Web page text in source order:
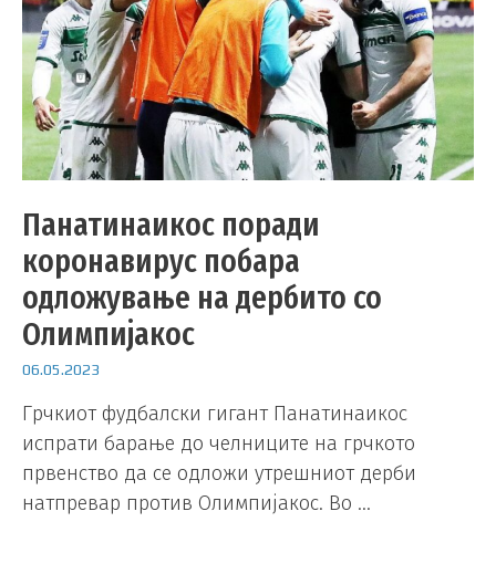
Панатинаикос поради
коронавирус побара
одложување на дербито со
Олимпијакос
06.05.2023
Грчкиот фудбалски гигант Панатинаикос
испрати барање до челниците на грчкото
првенство да се одложи утрешниот дерби
натпревар против Олимпијакос. Во …